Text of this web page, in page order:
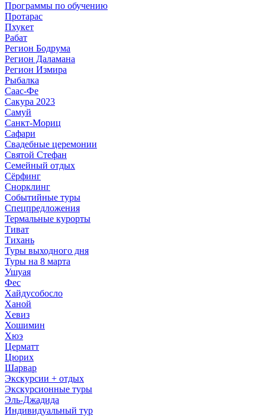
Программы по обучению
Протарас
Пхукет
Рабат
Регион Бодрума
Регион Даламана
Регион Измира
Рыбалка
Саас-Фе
Сакура 2023
Самуй
Санкт-Мориц
Сафари
Свадебные церемонии
Святой Стефан
Семейный отдых
Сёрфинг
Снорклинг
Событийные туры
Спецпредложения
Термальные курорты
Тиват
Тихань
Туры выходного дня
Туры на 8 марта
Ушуая
Фес
Хайдусобосло
Ханой
Хевиз
Хошимин
Хюэ
Церматт
Цюрих
Шарвар
Экскурсии + отдых
Экскурсионные туры
Эль-Джадида
Индивидуальный тур